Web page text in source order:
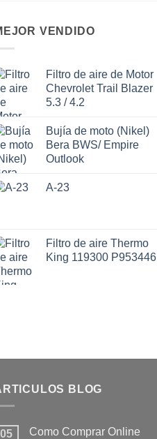
VENDIDO
Filtro de aire de Motor
Chevrolet Trail Blazer
5.3 / 4.2
Bujía de moto (Nikel)
Bera BWS/ Empire
Outlook
A-23
Filtro de aire Thermo
King 119300 P953446
BLOG
05 Como Comprar Online